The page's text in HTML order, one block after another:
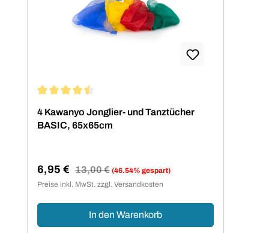
4 Kawanyo Jonglier- und Tanztücher
BASIC, 65x65cm
Verkaufspreis:
6,95 € Regulärer Preis:
13,00 € (46.54% gespart)
Preise inkl. MwSt. zzgl. Versandkosten
In den Warenkorb